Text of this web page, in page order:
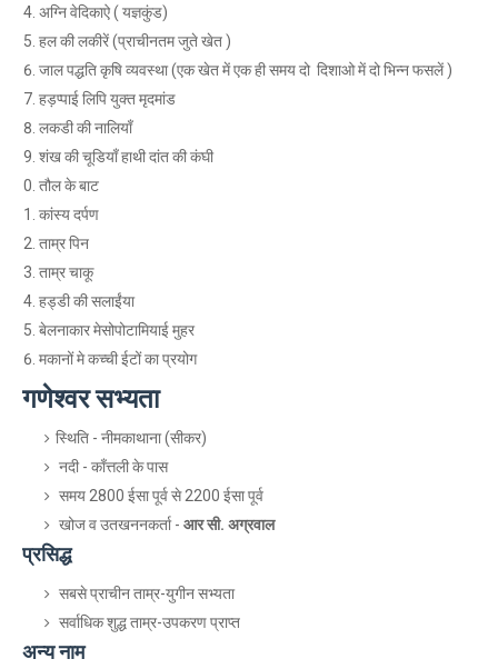
अग्नि वेदिकाऐ ( यज्ञकुंड)
हल की लकीरें (प्राचीनतम जुते खेत )
जाल पद्धति कृषि व्यवस्था (एक खेत में एक ही समय दो दिशाओ में दो भिन्न फसलें )
हड़प्पाई लिपि युक्त मृदमांड
लकडी की नालियाँ
शंख की चूडियाँ हाथी दांत की कंघी
तौल के बाट
कांस्य दर्पण
ताम्र पिन
ताम्र चाकू
हड्डी की सलाईंया
बेलनाकार मेसोपोटामियाई मुहर
मकानों मे कच्ची ईटों का प्रयोग
गणेश्वर सभ्यता
स्थिति - नीमकाथाना (सीकर)
नदी - काँत्तली के पास
समय 2800 ईसा पूर्व से 2200 ईसा पूर्व
खोज व उतखननकर्ता - आर सी. अग्रवाल
प्रसिद्ध
सबसे प्राचीन ताम्र-युगीन सभ्यता
सर्वाधिक शुद्ध ताम्र-उपकरण प्राप्त
अन्य नाम